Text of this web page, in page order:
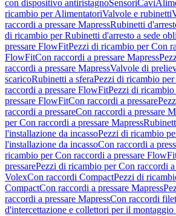
con dispositivo antiristagnoSensoriCavi
ricambio per AlimentatoriValvole e rubinetti
raccordi a pressare MapressRubinetti
di ricambio per Rubinetti d'arresto a sede
pressare FlowFitPezzi di ricambio per Con
FlowFitCon raccordi a pressare Mapress
raccordi a pressare MapressValvole di
scaricoRubinetti a sferaPezzi di ricambio
raccordi a pressare FlowFitPezzi di
pressare FlowFitCon raccordi a pressare
raccordi a pressareCon raccordi a pressare
per Con raccordi a pressare Mapress
l'installazione da incassoPezzi di ricambio
l'installazione da incassoCon raccordi a
ricambio per Con raccordi a pressare
pressarePezzi di ricambio per Con raccordi a
VolexCon raccordi CompactPezzi di
CompactCon raccordi a pressare Mapress
raccordi a pressare MapressCon raccordi
d'intercettazione e collettori per il montaggio